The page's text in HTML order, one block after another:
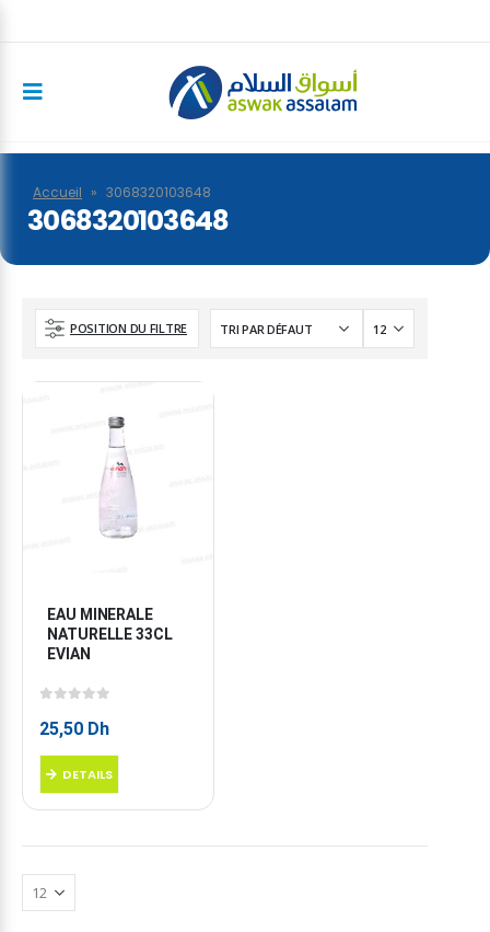
Accueil » 3068320103648
3068320103648
POSITION DU FILTRE
EAU MINERALE
NATURELLE 33CL
EVIAN
25,50 Dh
DETAILS